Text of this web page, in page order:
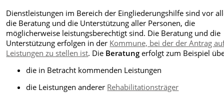
Dienstleistungen im Bereich der Eingliederungshilfe sind vor
die Beratung und die Unterstützung aller Personen, die
möglicherweise leistungsberechtigt sind. Die Beratung und die
Unterstützungerfolgen in der Kommune, bei der der Antrag
Leistungen zu stellen ist. Die Beratung erfolgt zum Beispiel
die in Betracht kommenden Leistungen
die Leistungen anderer Rehabilitationsträger